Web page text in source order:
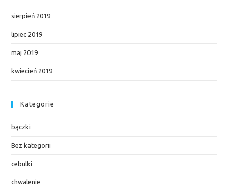
sierpień 2019
lipiec 2019
maj 2019
kwiecień 2019
Kategorie
bączki
Bez kategorii
cebulki
chwalenie